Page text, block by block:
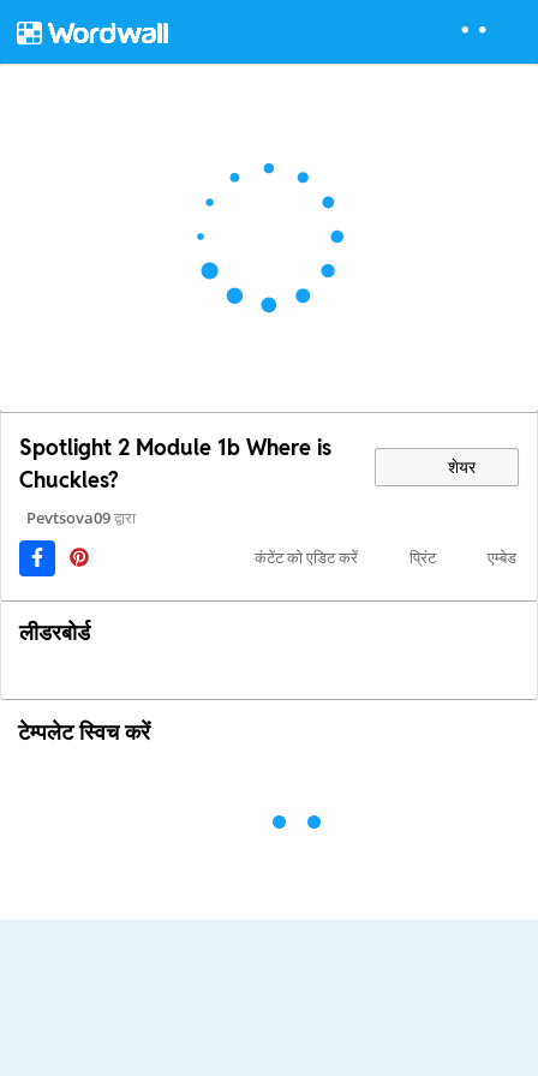
Spotlight 2 Module 1b Where is
Chuckles?
शेयर
Pevtsova09द्वारा
कंटेंट को एडिट करें
प्रिंट एम्बेड
लीडरबोर्ड
टेम्पलेट स्विच करें